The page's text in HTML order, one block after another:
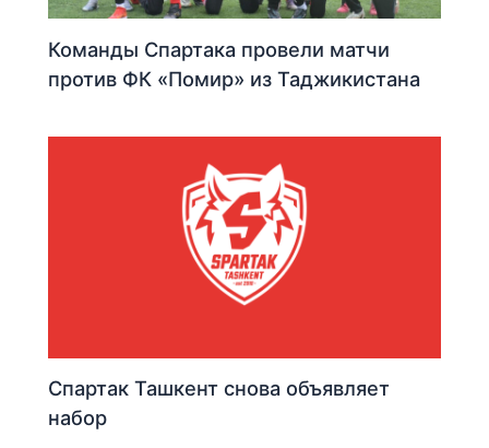
Команды Спартака провели матчи
против ФК «Помир» из Таджикистана
Спартак Ташкент снова объявляет
набор